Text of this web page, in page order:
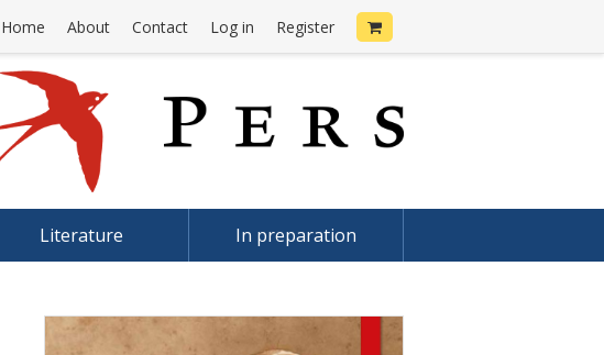
Home About Contact Log in Register
Literature In preparation